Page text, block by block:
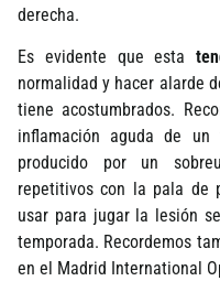
derecha.
Es evidente que esta
normalidad y hacer alarde
tiene acostumbrados.
inflamación aguda de
producido por un
repetitivos con la pala de
usar para jugar la lesión
temporada. Recordemos
en el Madrid International